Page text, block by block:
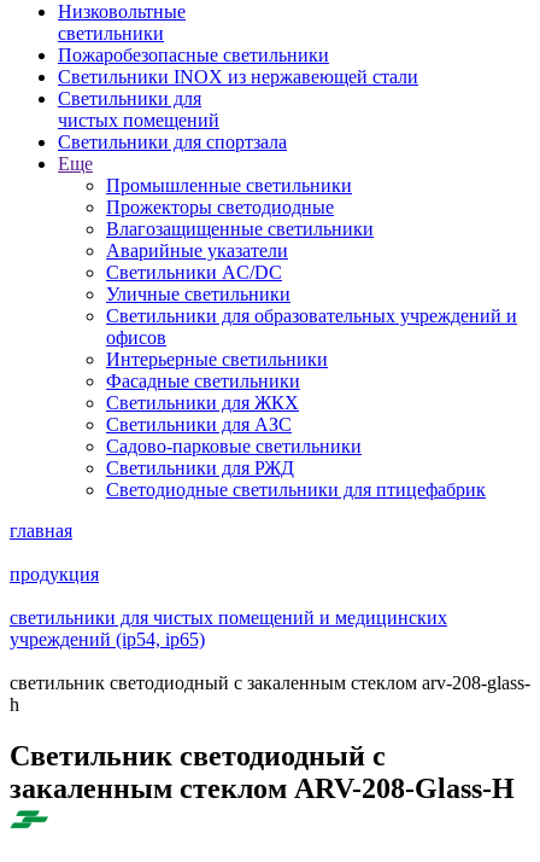
Низковольтные
светильники
Пожаробезопасные светильники
Светильники INOX из нержавеющей стали
Светильники для
чистых помещений
Светильники для спортзала
Еще
Промышленные светильники
Прожекторы светодиодные
Влагозащищенные светильники
Аварийные указатели
Светильники AC/DC
Уличные светильники
Светильники для образовательных учреждений и
офисов
Интерьерные светильники
Фасадные светильники
Светильники для ЖКХ
Светильники для АЗС
Садово-парковые светильники
Светильники для РЖД
Светодиодные светильники для птицефабрик
главная
продукция
светильники для чистых помещений и медицинских
учреждений (ip54, ip65)
светильник светодиодный с закаленным стеклом arv-208-glass-
h
Светильник светодиодный с
закаленным стеклом ARV-208-Glass-H